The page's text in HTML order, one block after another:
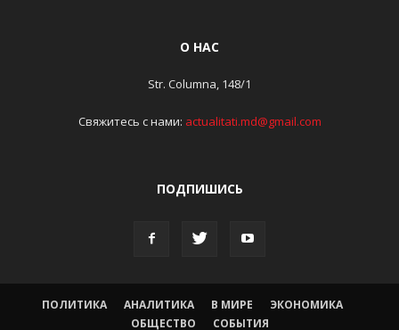
О НАС
Str. Columna, 148/1
Свяжитесь с нами: actualitati.md@gmail.com
ПОДПИШИСЬ
ПОЛИТИКА АНАЛИТИКА В МИРЕ
ЭКОНОМИКА
ОБЩЕСТВО
СОБЫТИЯ